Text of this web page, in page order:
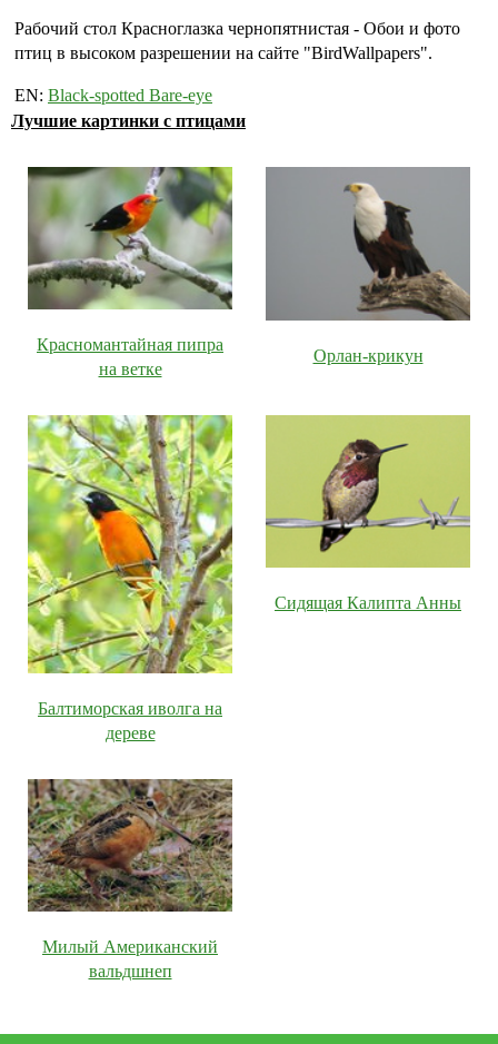
Рабочий стол Красноглазка чернопятнистая - Обои и фото
птиц в высоком разрешении на сайте "BirdWallpapers".
EN: Black-spotted Bare-eye
Лучшие картинки с птицами
Красномантайная пипра
на ветке
Орлан-крикун
Балтиморская иволга на
дереве
Сидящая Калипта Анны
Милый Американский
вальдшнеп